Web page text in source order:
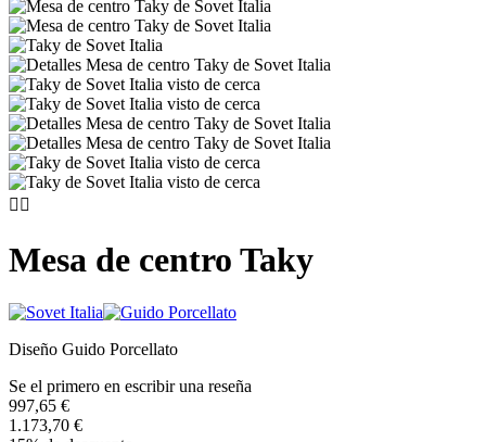
 
Mesa de centro Taky
Diseño Guido Porcellato
Se el primero en escribir una reseña
997,65 €
1.173,70 €